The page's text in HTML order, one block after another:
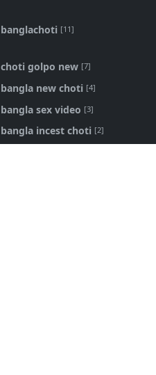
banglachoti [11]
choti golpo new [7]
bangla new choti [4]
bangla sex video [3]
bangla incest choti [2]